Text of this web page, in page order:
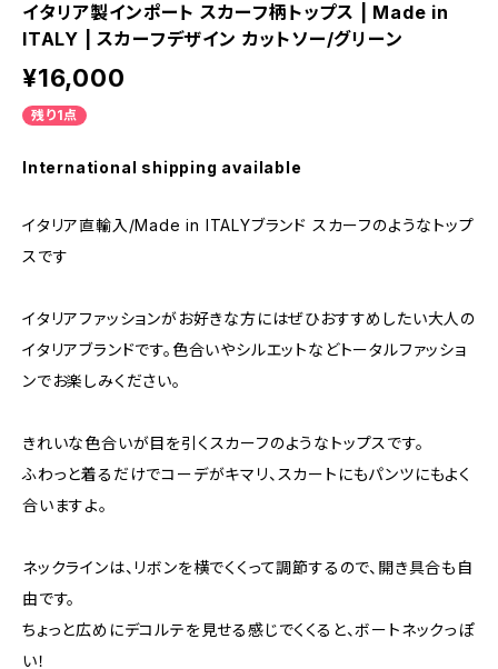
イタリア製インポート スカーフ柄トップス | Made in
ITALY | スカーフデザイン カットソー/グリーン
¥16,000
残り1点
International shipping available
イタリア直輸入/Made in ITALYブランド スカーフのようなトップ
スです
イタリアファッションがお好きな方にはぜひおすすめしたい大人の
イタリアブランドです。色合いやシルエットなどトータルファッショ
ンでお楽しみください。
きれいな色合いが目を引くスカーフのようなトップスです。
ふわっと着るだけでコーデがキマリ、スカートにもパンツにもよく
合いますよ。
ネックラインは、リボンを横でくくって調節するので、開き具合も自
由です。
ちょっと広めにデコルテを見せる感じでくくると、ボートネックっぽ
い！